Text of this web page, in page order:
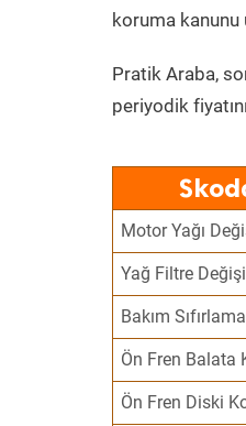
koruma kanunu
Pratik Araba,
periyodik
Motor Yağı
Yağ Filtre
Bakım
Ön Fren Balata
Ön Fren Diski